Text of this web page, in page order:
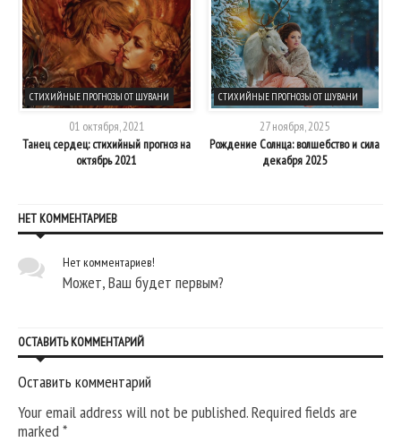
СТИХИЙНЫЕ ПРОГНОЗЫ ОТ ШУВАНИ
01 октября, 2021
Танец сердец: стихийный прогноз на
октябрь 2021
СТИХИЙНЫЕ ПРОГНОЗЫ ОТ ШУВАНИ
27 ноября, 2025
Рождение Солнца: волшебство и сила
декабря 2025
НЕТ КОММЕНТАРИЕВ
Нет комментариев!
Может, Ваш будет первым?
ОСТАВИТЬ КОММЕНТАРИЙ
Оставить комментарий
Your email address will not be published. Required fields are
marked*